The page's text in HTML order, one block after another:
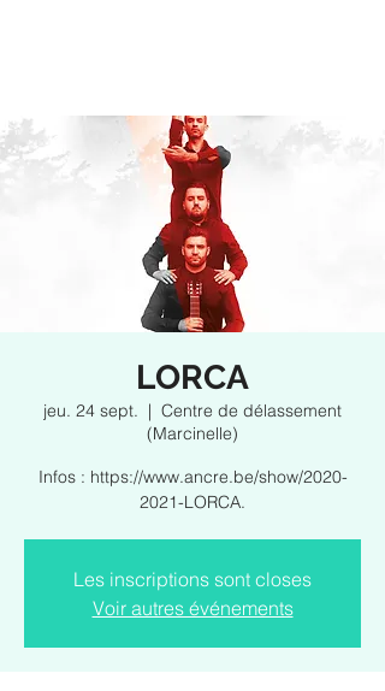
LORCA
jeu. 24 sept.
  |
Centre de délassement
(Marcinelle)
Infos : https://www.ancre.be/show/2020-
2021-LORCA.
Les inscriptions sont closes
Voir autres événements